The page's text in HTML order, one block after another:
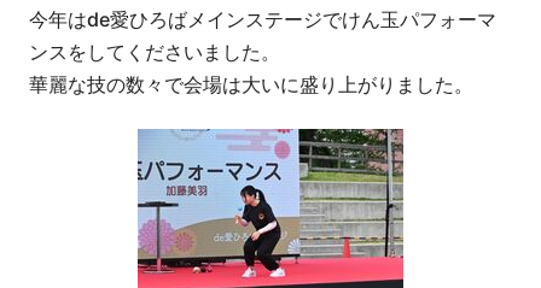
今年はde愛ひろばメインステージでけん玉パフォーマ
ンスをしてくださいました。
華麗な技の数々で会場は大いに盛り上がりました。